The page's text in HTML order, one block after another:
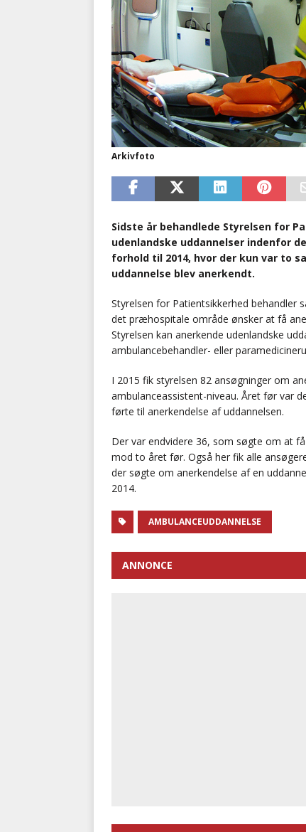
Arkivfoto
Sidste år behandlede Styrelsen for
udenlandske uddannelser indenfor
forhold til 2014, hvor der kun var to
uddannelse blev anerkendt.
Styrelsen for Patientsikkerhed behandler
det præhospitale område ønsker at få
Styrelsen kan anerkende udenlandske
ambulancebehandler- eller
I 2015 fik styrelsen 82 ansøgninger om
ambulanceassistent-niveau. Året før var
førte til anerkendelse af uddannelsen.
Der var endvidere 36, som søgte om at
mod to året før. Også her fik alle
der søgte om anerkendelse af en
2014.
AMBULANCEUDDANNELSE
ANNONCE